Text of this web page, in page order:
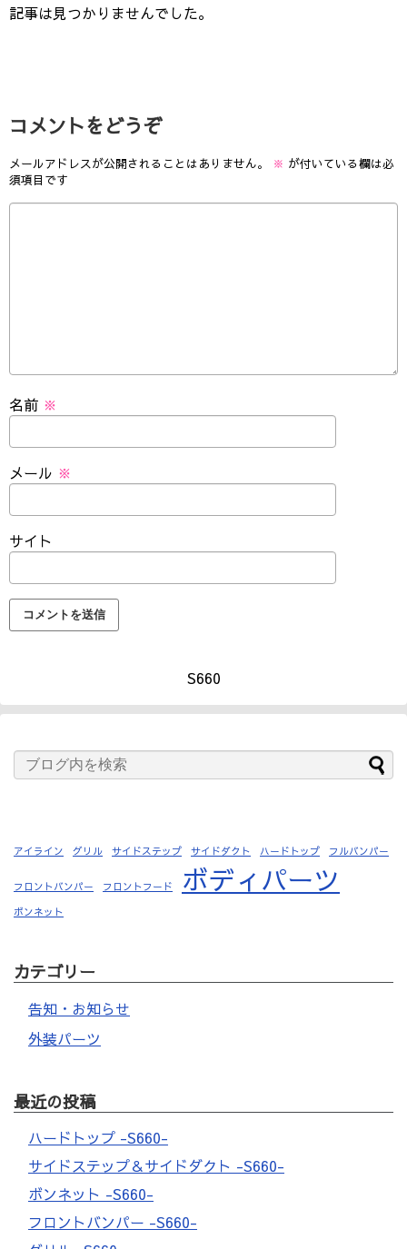
記事は見つかりませんでした。
コメントをどうぞ
メールアドレスが公開されることはありません。 ※ が付いている欄は必
須項目です
名前 ※
メール ※
サイト
S660
アイライン グリル サイドステップ サイドダクト ハードトップ フルバンパー
フロントバンパー フロントフード ボディパーツ
ボンネット
カテゴリー
告知・お知らせ
外装パーツ
最近の投稿
ハードトップ -S660-
サイドステップ＆サイドダクト -S660-
ボンネット -S660-
フロントバンパー -S660-